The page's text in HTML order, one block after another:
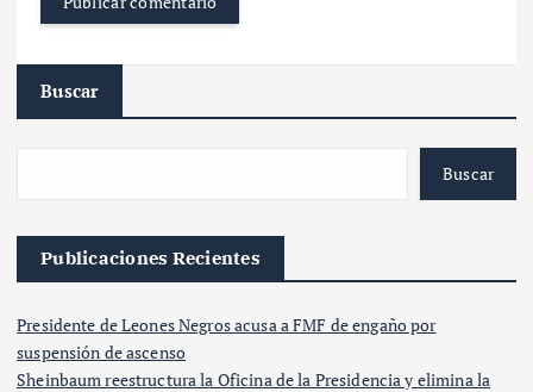
Buscar
Buscar
Publicaciones Recientes
Presidente de Leones Negros acusa a FMF de engaño por
suspensión de ascenso
Sheinbaum reestructura la Oficina de la Presidencia y elimina la